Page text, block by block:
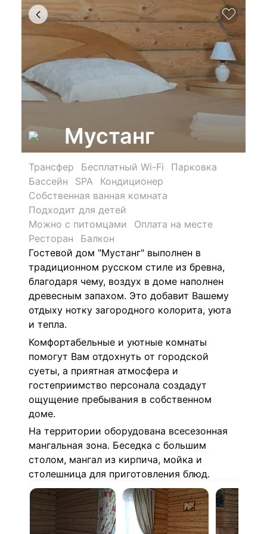
Мустанг
Трансфер Бесплатный Wi-Fi
Парковка
Бассейн
SPA
Кондиционер
Собственная ванная комната
Подходит для детей
Можно с питомцами
Оплата на месте
Ресторан
Балкон
Гостевой дом "Мустанг" выполнен в
традиционном русском стиле из бревна,
благодаря чему, воздух в доме наполнен
древесным запахом. Это добавит Вашему
отдыху нотку загородного колорита, уюта
и тепла.
Комфортабельные и уютные комнаты
помогут Вам отдохнуть от городской
суеты, а приятная атмосфера и
гостеприимство персонала создадут
ощущение пребывания в собственном
доме.
На территории оборудована всесезонная
мангальная зона. Беседка с большим
столом, мангал из кирпича, мойка и
столешница для приготовления блюд.